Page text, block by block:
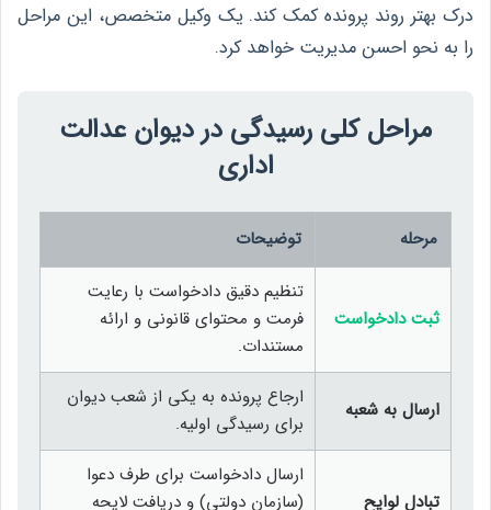
درک بهتر روند پرونده کمک کند. یک وکیل متخصص، این مراحل
را به نحو احسن مدیریت خواهد کرد.
مراحل کلی رسیدگی در دیوان عدالت
اداری
مرحله توضیحات
ثبت دادخواست
تنظیم دقیق دادخواست با رعایت
فرمت و محتوای قانونی و ارائه
مستندات.
ارسال به شعبه
ارجاع پرونده به یکی از شعب دیوان
برای رسیدگی اولیه.
تبادل لوایح
ارسال دادخواست برای طرف دعوا
(سازمان دولتی) و دریافت لایحه